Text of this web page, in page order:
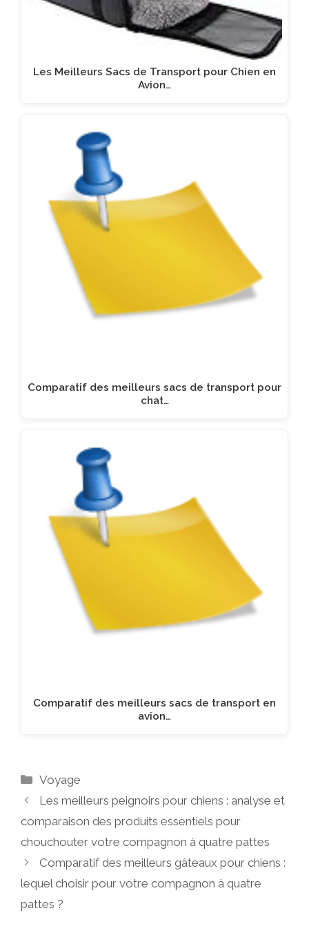
Les Meilleurs Sacs de Transport pour Chien en
Avion…
Comparatif des meilleurs sacs de transport pour
chat…
Comparatif des meilleurs sacs de transport en
avion…
Catégories
Voyage
Les meilleurs peignoirs pour chiens : analyse et
comparaison des produits essentiels pour
chouchouter votre compagnon à quatre pattes
Comparatif des meilleurs gâteaux pour chiens :
lequel choisir pour votre compagnon à quatre
pattes ?